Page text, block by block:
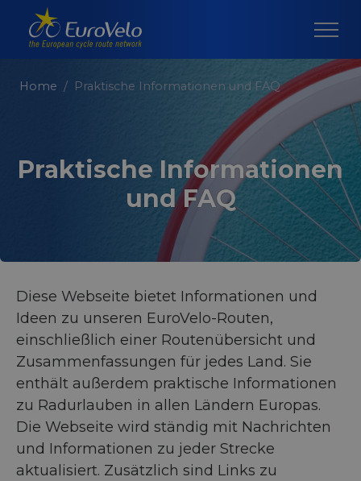
Home Praktische Informationen und FAQ
Praktische Informationen
und FAQ
Diese Webseite bietet Informationen und
Ideen zu unseren EuroVelo-Routen,
einschließlich einer Routenübersicht und
Zusammenfassungen für jedes Land. Sie
enthält außerdem praktische Informationen
zu Radurlauben in allen Ländern Europas.
Die Webseite wird ständig mit Nachrichten
und Informationen zu jeder Strecke
aktualisiert. Zusätzlich sind Links zu